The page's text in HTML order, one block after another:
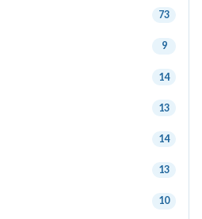
73
9
14
13
14
13
10